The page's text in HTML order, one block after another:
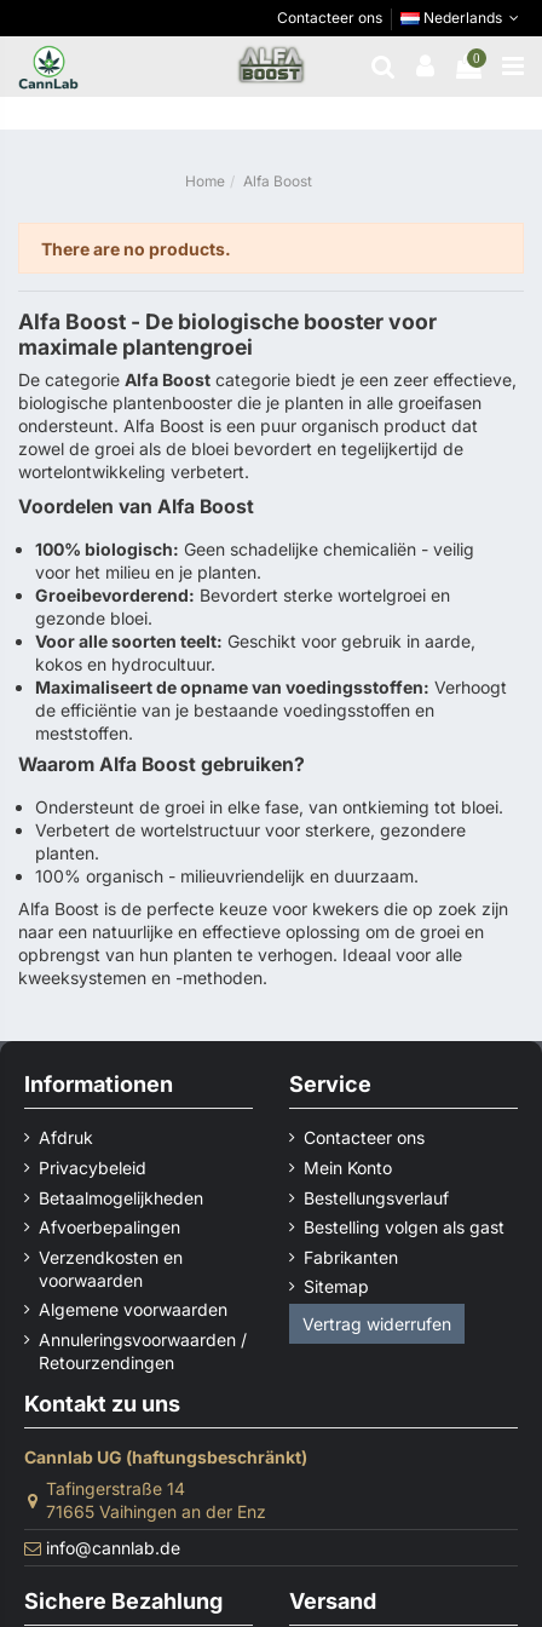
Contacteer ons Nederlands
0
Alfa Boost
Home Alfa Boost
There are no products.
Alfa Boost - De biologische booster voor
maximale plantengroei
De categorie Alfa Boost categorie biedt je een zeer effectieve,
biologische plantenbooster die je planten in alle groeifasen
ondersteunt. Alfa Boost is een puur organisch product dat
zowel de groei als de bloei bevordert en tegelijkertijd de
wortelontwikkeling verbetert.
Voordelen van Alfa Boost
100% biologisch: Geen schadelijke chemicaliën - veilig
voor het milieu en je planten.
Groeibevorderend: Bevordert sterke wortelgroei en
gezonde bloei.
Voor alle soorten teelt: Geschikt voor gebruik in aarde,
kokos en hydrocultuur.
Maximaliseert de opname van voedingsstoffen: Verhoogt
de efficiëntie van je bestaande voedingsstoffen en
meststoffen.
Waarom Alfa Boost gebruiken?
Ondersteunt de groei in elke fase, van ontkieming tot bloei.
Verbetert de wortelstructuur voor sterkere, gezondere
planten.
100% organisch - milieuvriendelijk en duurzaam.
Alfa Boost is de perfecte keuze voor kwekers die op zoek zijn
naar een natuurlijke en effectieve oplossing om de groei en
opbrengst van hun planten te verhogen. Ideaal voor alle
kweeksystemen en -methoden.
Informationen
Afdruk
Privacybeleid
Betaalmogelijkheden
Afvoerbepalingen
Verzendkosten en
voorwaarden
Algemene voorwaarden
Annuleringsvoorwaarden /
Retourzendingen
Service
Contacteer ons
Mein Konto
Bestellungsverlauf
Bestelling volgen als gast
Fabrikanten
Sitemap
Vertrag widerrufen
Kontakt zu uns
Cannlab UG (haftungsbeschränkt)
Tafingerstraße 14
71665 Vaihingen an der Enz
info@cannlab.de
Sichere Bezahlung Versand